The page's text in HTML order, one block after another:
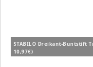
STABILO Dreikant-Buntstift
10,97€)